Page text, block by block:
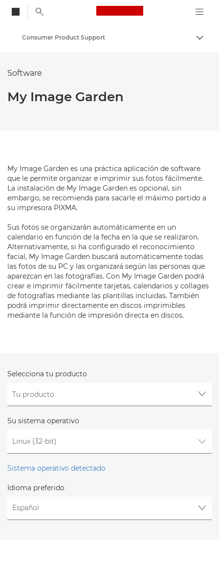
Canon Logo, back
Consumer Product Support
Software
My Image Garden
My Image Garden es una práctica aplicación de software
que le permite organizar e imprimir sus fotos fácilmente.
La instalación de My Image Garden es opcional, sin
embargo, se recomienda para sacarle el máximo partido a
su impresora PIXMA.
Sus fotos se organizarán automáticamente en un
calendario en función de la fecha en la que se realizaron.
Alternativamente, si ha configurado el reconocimiento
facial, My Image Garden buscará automáticamente todas
las fotos de su PC y las organizará según las personas que
aparezcan en las fotografías. Con My Image Garden podrá
crear e imprimir fácilmente tarjetas, calendarios y collages
de fotografías mediante las plantillas incluidas. También
podrá imprimir directamente en discos imprimibles
mediante la función de impresión directa en discos.
Selecciona tu producto
Su sistema operativo
Sistema operativo detectado
Idioma preferido